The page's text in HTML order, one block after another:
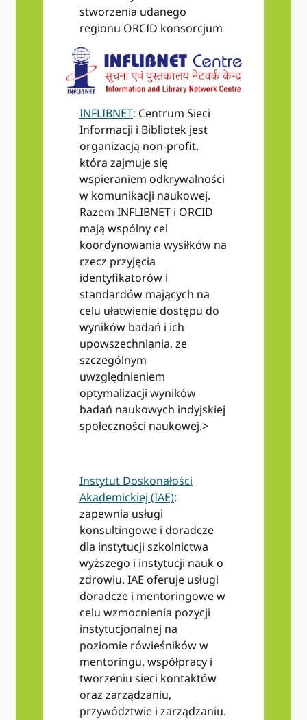
stworzenia udanego
regionu ORCID konsorcjum
INFLIBNET: Centrum Sieci
Informacji i Bibliotek jest
organizacją non-profit,
która zajmuje się
wspieraniem odkrywalności
w komunikacji naukowej.
Razem INFLIBNET i ORCID
mają wspólny cel
koordynowania wysiłków na
rzecz przyjęcia
identyfikatorów i
standardów mających na
celu ułatwienie dostępu do
wyników badań i ich
upowszechniania, ze
szczególnym
uwzględnieniem
optymalizacji wyników
badań naukowych indyjskiej
społeczności naukowej.>
Instytut Doskonałości
Akademickiej (IAE):
zapewnia usługi
konsultingowe i doradcze
dla instytucji szkolnictwa
wyższego i instytucji nauk o
zdrowiu. IAE oferuje usługi
doradcze i mentoringowe w
celu wzmocnienia pozycji
instytucjonalnej na
poziomie rówieśników w
mentoringu, współpracy i
tworzeniu sieci kontaktów
oraz zarządzaniu,
przywództwie i zarządzaniu.